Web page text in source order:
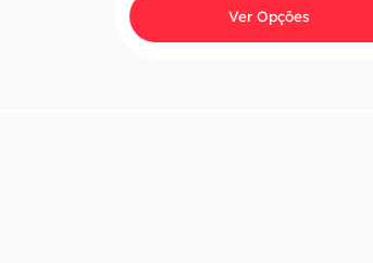
Ver Opções